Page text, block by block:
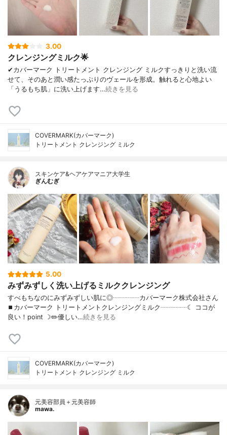
3.00
クレンジングミルク🌟
✔︎カバーマーク トリートメント クレンジング ミルクすっきりと洗い流
せて、そのあと潤い感たっぷりのヴェールを形成。触れると心地よい
「うるもち肌」に洗い上げます…続きを見る
COVERMARK(カバーマーク)
トリートメント クレンジング ミルク
スキンケア&ヘアケアマニア大学生
ぎんむぎ
5.00
みずみずしく洗い上げるミルククレンジング
すべもちなのにみずみずしい肌に◎┈┈┈┈カバーマーク株式会社さん
⏹カバーマーク トリートメントクレンジングミルク┈┈┈┈☾ ココが
良い！point ☽✏️優しい…続きを見る
COVERMARK(カバーマーク)
トリートメント クレンジング ミルク
元美容部員＋元美容師
mawa.